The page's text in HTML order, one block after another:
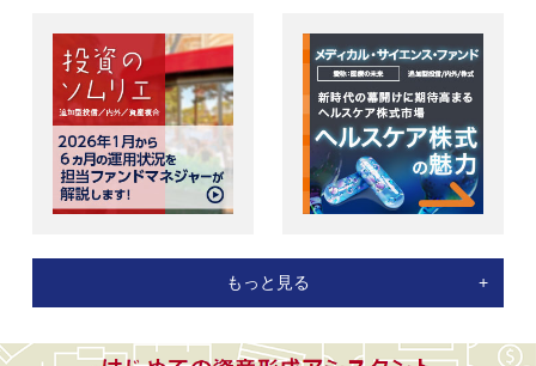
もっと見る